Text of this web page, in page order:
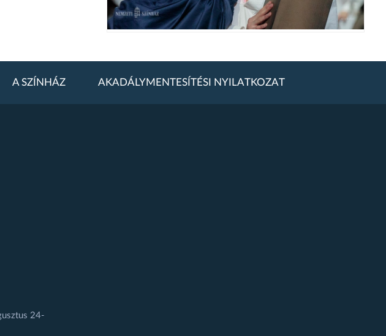
A SZÍNHÁZ AKADÁLYMENTESÍTÉSI NYILATKOZAT
24-